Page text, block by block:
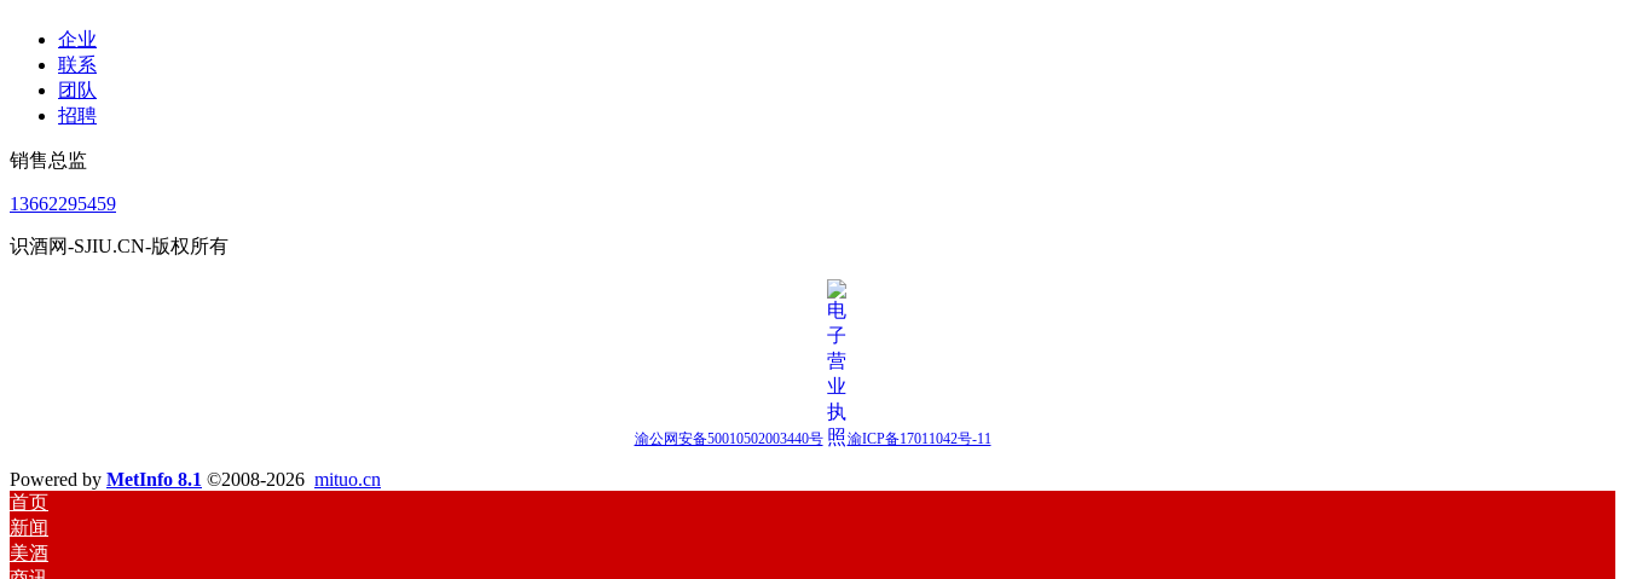
企业
联系
团队
招聘
销售总监
13662295459
识酒网-SJIU.CN-版权所有
渝公网安备50010502003440号 渝ICP备17011042号-11
Powered by MetInfo 8.1 ©2008-2026 mituo.cn
首页
新闻
美酒